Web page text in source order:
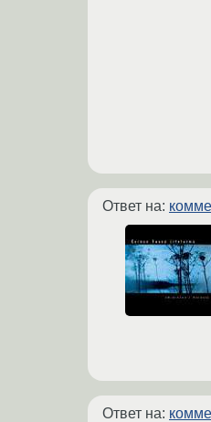
Ответ на:
Ответ на: